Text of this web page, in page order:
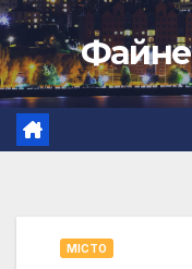
Перейти
до
вмісту
Файне
МІСТО